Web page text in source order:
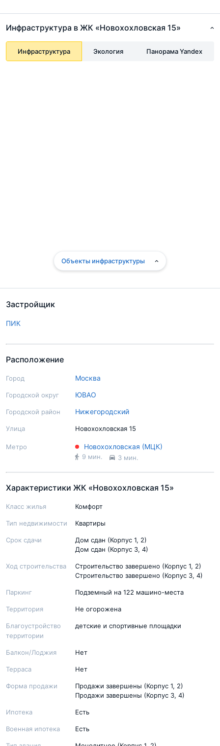
Застройщик
ПИК
Расположение
Город Москва
Городской округ ЮВАО
Городской район Нижегородский
Улица Новохохловская 15
Метро Новохохловская (МЦК)
9 мин. 3 мин.
Характеристики ЖК «Новохохловская 15»
Класс жилья Комфорт
Тип недвижимости Квартиры
Срок сдачи
Дом сдан (Корпус 1, 2)
Дом сдан (Корпус 3, 4)
Ход строительства
Строительство завершено (Корпус 1, 2)
Строительство завершено (Корпус 3, 4)
Паркинг Подземный на 122 машино-места
Территория Не огорожена
Благоустройство
территории
детские и спортивные площадки
Балкон/Лоджия Нет
Терраса Нет
Форма продажи
Продажи завершены (Корпус 1, 2)
Продажи завершены (Корпус 3, 4)
Ипотека Есть
Военная ипотека Есть
Инфраструктура в ЖК «Новохохловская 15»
Инфраструктура Экология Панорама Yandex
Объекты инфраструктуры